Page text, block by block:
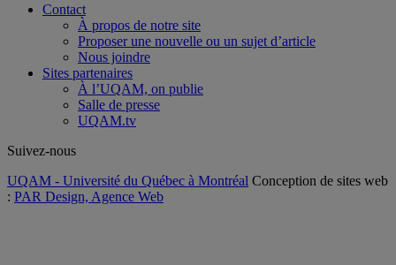
Contact
À propos de notre site
Proposer une nouvelle ou un sujet d’article
Nous joindre
Sites partenaires
À l’UQAM, on publie
Salle de presse
UQAM.tv
Suivez-nous
UQAM - Université du Québec à Montréal Conception de sites web
: PAR Design, Agence Web